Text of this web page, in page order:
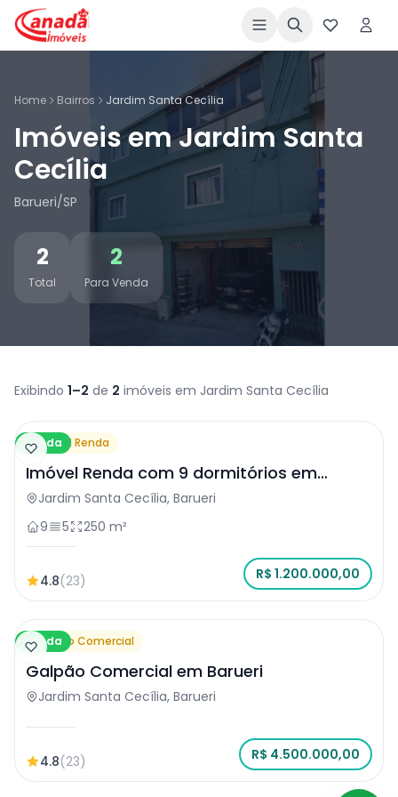
Home Bairros Jardim Santa Cecília
Imóveis em Jardim Santa
Cecília
Barueri/SP
2
Total
2
Para Venda
Exibindo 1–2 de 2 imóveis em Jardim Santa Cecília
Venda
Imóvel Renda
Imóvel Renda com 9 dormitórios em
Barueri
Jardim Santa Cecília, Barueri
9
5 250 m²
4.8(23) R$ 1.200.000,00
Venda
Galpão Comercial
Galpão Comercial em Barueri
Jardim Santa Cecília, Barueri
4.8(23) R$ 4.500.000,00